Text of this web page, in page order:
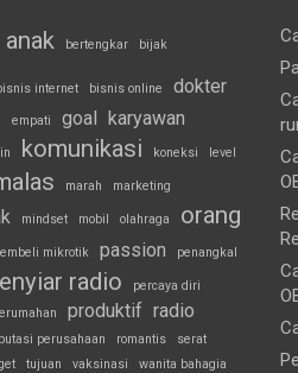
anak bertengkar bijak
internet bisnis online dokter
empati goal karyawan
komunikasi koneksi level
marah marketing
mindset mobil olahraga
orang
mikrotik passion penangkal
radio percaya diri
produktif radio
perusahaan romantis
serat
tujuan vaksinasi wanita bahagia